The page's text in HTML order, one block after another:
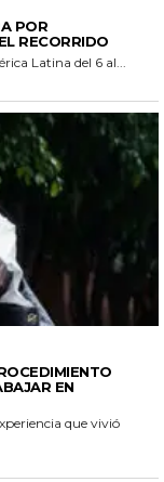
POR
RECORRIDO
Latina del 6 al...
EN
que vivió